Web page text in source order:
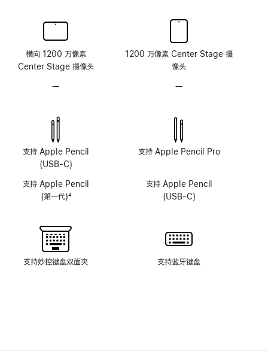
横向 1200 万像素
Center Stage 摄像头
—
像
头
统
支持 Apple Pencil
(USB-C)
支持 Apple Pencil
(第一代)4
支持妙控键盘双面夹
1200 万像素 Center Stage 摄
像头
—
像
统
支持 Apple Pencil Pro
支持 Apple Pencil
(USB-C)
支持蓝牙键盘